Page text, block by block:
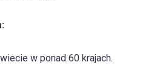
w ponad 60 krajach.